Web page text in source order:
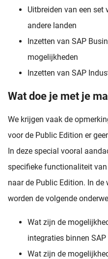
Uitbreiden van een
andere landen
Inzetten van SAP
mogelijkheden
Inzetten van SAP
Wat doe je met je
We krijgen vaak de
voor de Public Edition er
In deze special vooral
specifieke functionaliteit
naar de Public Edition. In de
worden de volgende
Wat zijn de
integraties binnen
Wat zijn de